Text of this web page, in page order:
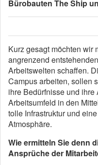
Bürobauten The Ship
Kurz gesagt möchten wir
angrenzend
Arbeitswelten schaffen.
Campus arbeiten, sollen
ihre Bedürfnisse und
Arbeitsumfeld in den
tolle Infrastruktur und
Atmosphäre.
Wie ermitteln Sie denn
Ansprüche der